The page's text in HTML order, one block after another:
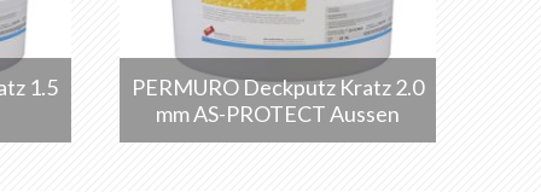
1.5
PERMURO Deckputz Kratz 2.0
mm AS-PROTECT Aussen